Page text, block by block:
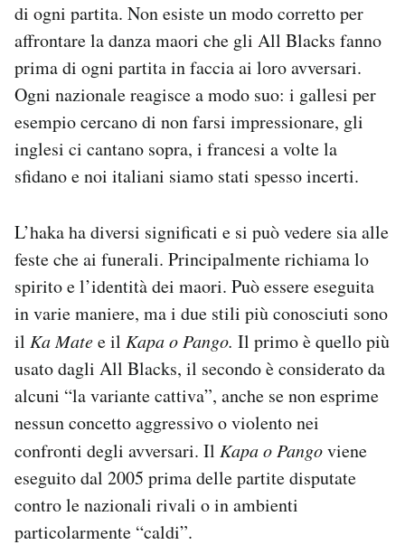
Regala il Post
Hai bisogno di aiuto?
Esci
di ogni partita. Non esiste un modo corretto per
affrontare la danza maori che gli All Blacks fanno
prima di ogni partita in faccia ai loro avversari.
Ogni nazionale reagisce a modo suo: i gallesi per
esempio cercano di non farsi impressionare, gli
inglesi ci cantano sopra, i francesi a volte la
sfidano e noi italiani siamo stati spesso incerti.
L’haka ha diversi significati e si può vedere sia alle
feste che ai funerali. Principalmente richiama lo
spirito e l’identità dei maori. Può essere eseguita
in varie maniere, ma i due stili più conosciuti sono
il Ka Matee il Kapa o Pango. Il primo è quello più
usato dagli All Blacks, il secondo è considerato da
alcuni “la variante cattiva”, anche se non esprime
nessun concetto aggressivo o violento nei
confronti degli avversari. Il Kapa o Pangoviene
eseguito dal 2005 prima delle partite disputate
contro le nazionali rivali o in ambienti
particolarmente “caldi”.